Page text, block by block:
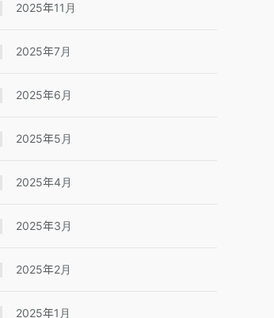
2025年11月
2025年7月
2025年6月
2025年5月
2025年4月
2025年3月
2025年2月
2025年1月